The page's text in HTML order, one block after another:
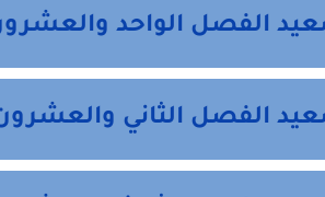
الفصل الواحد
الفصل الثاني